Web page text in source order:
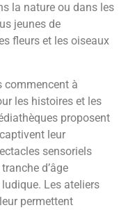
la nature ou dans les
jeunes de
fleurs et les oiseaux
commencent à
les histoires et les
proposent
leur
sensoriels
d’âge
Les ateliers
permettent